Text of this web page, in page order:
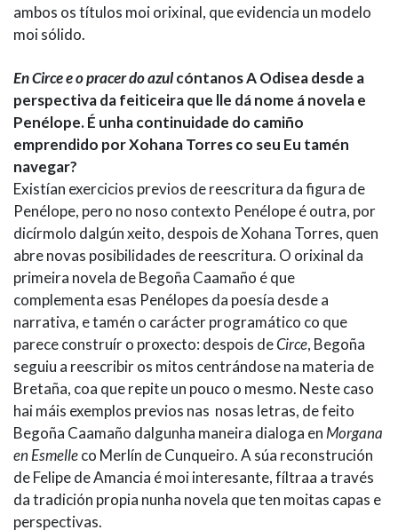
ambos os títulos moi orixinal, que evidencia un modelo
moi sólido.
En Circe e o pracer do azulcóntanos A Odisea desde a
perspectiva da feiticeira que lle dá nome á novela e
Penélope. É unha continuidade do camiño
emprendido por Xohana Torres co seu Eu tamén
navegar?
Existían exercicios previos de reescritura da figura de
Penélope, pero no noso contexto Penélope é outra, por
dicírmolo dalgún xeito, despois de Xohana Torres, quen
abre novas posibilidades de reescritura. O orixinal da
primeira novela de Begoña Caamaño é que
complementa esas Penélopes da poesía desde a
narrativa, e tamén o carácter programático co que
parece construír o proxecto: despois deCirce, Begoña
seguiu a reescribir os mitos centrándose na materia de
Bretaña, coa que repite un pouco o mesmo. Neste caso
hai máis exemplos previos nas nosas letras, de feito
Begoña Caamaño dalgunha maneira dialoga en Morgana
en Esmelleco Merlín de Cunqueiro. A súa reconstrución
de Felipe de Amancia é moi interesante, fíltraa a través
da tradición propia nunha novela que ten moitas capas e
perspectivas.